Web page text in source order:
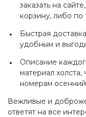
заказать на
корзину, либо по
Быстрая
удобным и
Описание
материал
номерам
Вежливые и
ответят на все